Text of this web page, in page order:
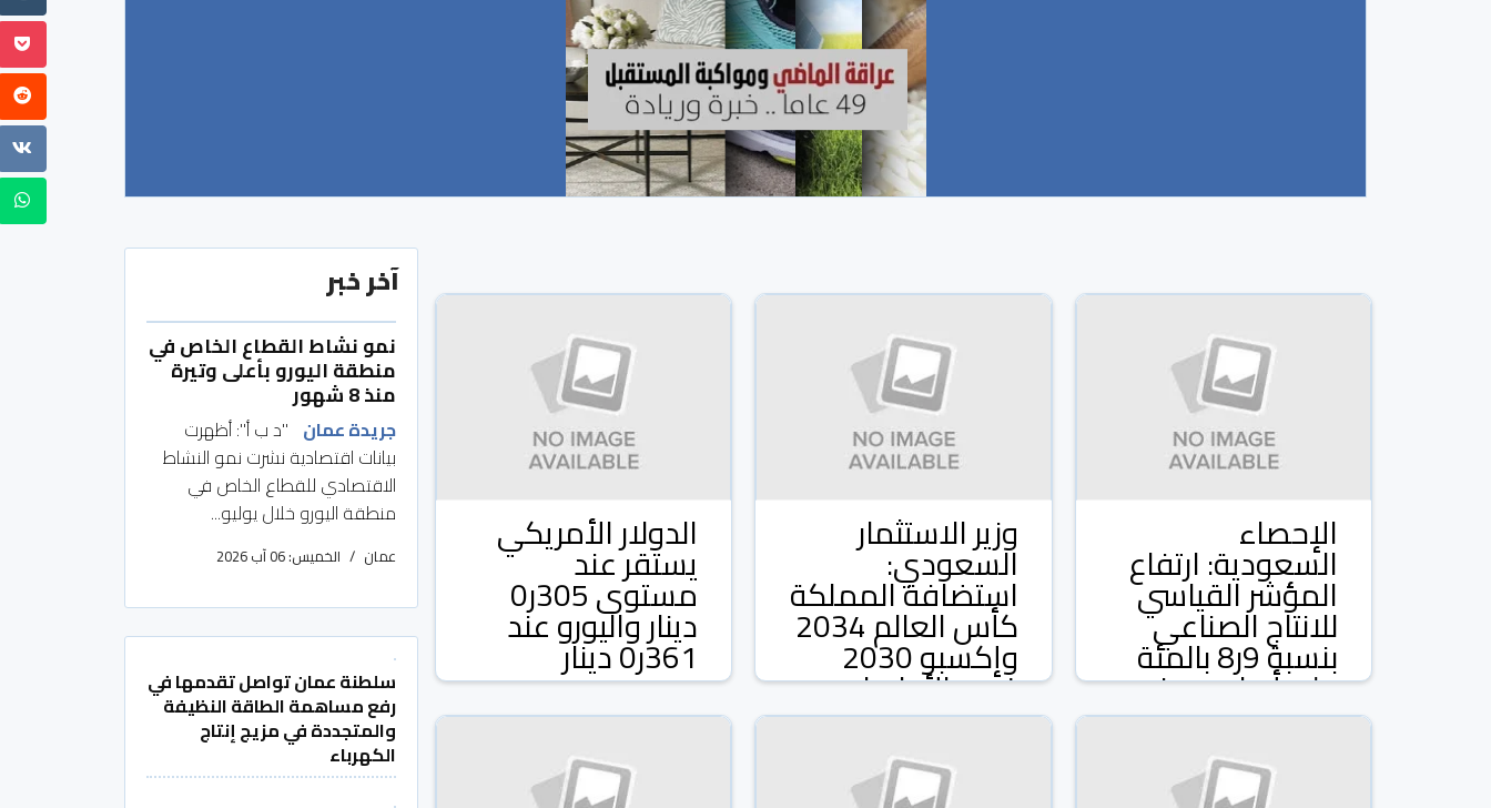
الإحصاء
السعودية: ارتفاع
المؤشر القياسي
للانتاج الصناعي
بنسبة 9ر8 بالمئة
على أساس سنوي
وكالات ومواقع
وزير الاستثمار
السعودي:
استضافة المملكة
كأس العالم 2034
وإكسبو 2030
غيرت الأولويات
الاستثمارية
وكالة كونا الكويتية
وكالات ومواقع
الدولار الأمريكي
يستقر عند
مستوى 305ر0
دينار واليورو عند
361ر0 دينار
آخر خبر
نمو نشاط القطاع الخاص في
منطقة اليورو بأعلى وتيرة
منذ 8 شهور
جريدة عمان "د ب أ": أظهرت
بيانات اقتصادية نشرت نمو النشاط
الاقتصادي للقطاع الخاص في
منطقة اليورو خلال يوليو...
عمان الخميس: 06 آب 2026
سلطنة عمان تواصل تقدمها في
رفع مساهمة الطاقة النظيفة
والمتجددة في مزيج إنتاج
الكهرباء